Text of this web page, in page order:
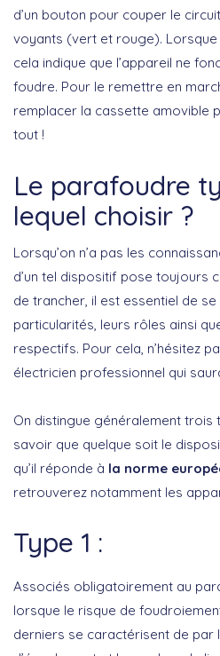
d’un bouton pour couper le
voyants (vert et rouge). Lorsque
cela indique que l’appareil ne
foudre. Pour le remettre en
remplacer la cassette amovible
tout !
Le parafoudre
lequel choisir ?
Lorsqu’on n’a pas les
d’un tel dispositif pose toujours
de trancher, il est essentiel de
particularités, leurs rôles ainsi
respectifs. Pour cela, n’hésitez
électricien professionnel qui
On distingue généralement
savoir que quelque soit le
qu’il réponde à la norme
retrouverez notamment les
Type 1 :
Associés obligatoirement au
lorsque le risque de
derniers se caractérisent de par